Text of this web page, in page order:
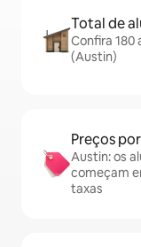
Total de
Confira
(Austin)
Preços
Austin: os
começam
taxas